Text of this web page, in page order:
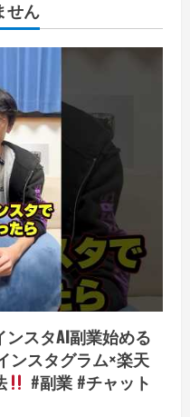
せん
ンスタAI副業始める
ンスタグラム×楽天
#副業 #チャット